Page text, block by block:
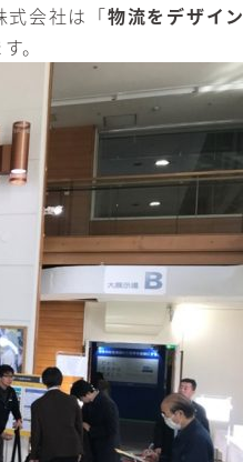
式会社は「物流をデザイン
。